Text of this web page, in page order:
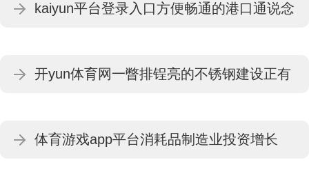
kaiyun平台登录入口方便畅通的港口通说念
·Kaiyun(中国)官方网站-科技股份有限公司
开yun体育网一瞥排锃亮的不锈钢建设正有
股份有限公司
体育游戏app平台消耗品制造业投资增长